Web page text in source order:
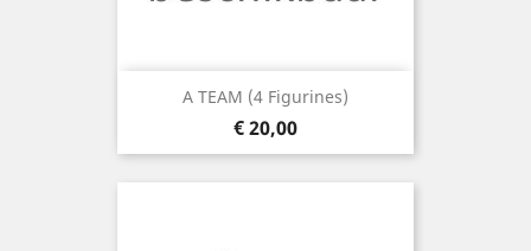
A TEAM (4 Figurines)
Prijs
€ 20,00